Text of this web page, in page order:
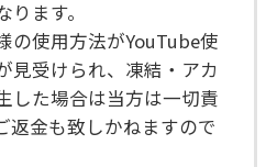
ます。
の使用方法がYouTube使
見受けられ、凍結・アカ
した場合は当方は一切責
返金も致しかねますので